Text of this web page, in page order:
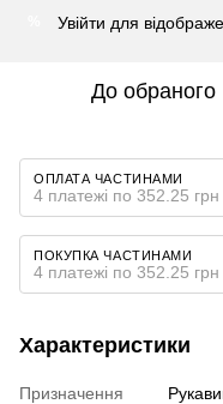
Увійти для
До обраного
ОПЛАТА ЧАСТИНАМИ
4 платежі по 352.25 грн
ПОКУПКА ЧАСТИНАМИ
4 платежі по 352.25 грн
Характеристики
Призначення